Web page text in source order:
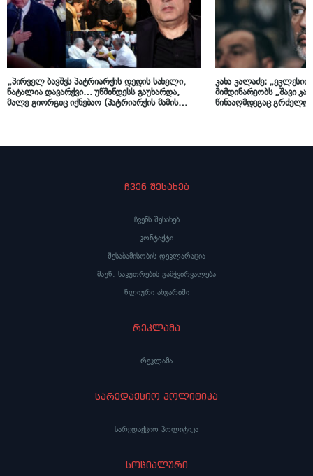
„პირველ ბავშვს პატრიარქის დედის სახელი,
ნატალია დავარქვი… უწმინდესს გაუხარდა,
მალე გიორგიც იქნებაო (პატრიარქის მამის
კახა კალაძე:
მიმდინარეობს „შავი
წინააღმდეგაც
ჩვენ შესახებ
ჩვენს შესახებ
კონტაქტი
შესაბამისობის დეკლარაცია
მაუწ. საკუთრების გამჭვირვალება
წლიური ანგარიში
რეკლამა
რეკლამა
სარედაქციო პოლიტიკა
სარედაქციო პოლიტიკა
სოციალური